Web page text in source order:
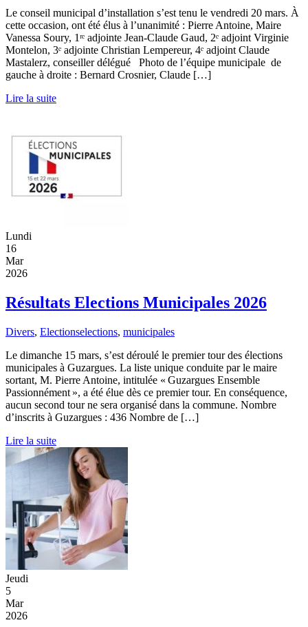
Le conseil municipal d’installation s’est tenu le vendredi 20 mars. À
cette occasion, ont été élus à l’unanimité : Pierre Antoine, Maire
Vanessa Soury, 1ʳᵉ adjointe Jean-Claude Gaud, 2ᵉ adjoint Virginie
Montelon, 3ᵉ adjointe Christian Lempereur, 4ᵉ adjoint Claude
Mastalerz, conseiller délégué Photo de l’équipe municipale de
gauche à droite : Bernard Crosnier, Claude […]
Lire la suite
Lundi
16
Mar
2026
Résultats Elections Municipales 2026
Divers, Electionselections, municipales
Le dimanche 15 mars, s’est déroulé le premier tour des élections
municipales à Guzargues. La liste unique conduite par le maire
sortant, M. Pierre Antoine, intitulée « Guzargues Ensemble
Passionnément », a été élue dès ce premier tour. En conséquence,
aucun second tour ne sera organisé dans la commune. Nombre
d’inscrits à Guzargues : 436 Nombre de […]
Lire la suite
Jeudi
5
Mar
2026